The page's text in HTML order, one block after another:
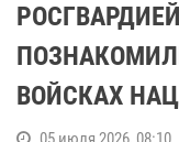
ВОЙСКАХ